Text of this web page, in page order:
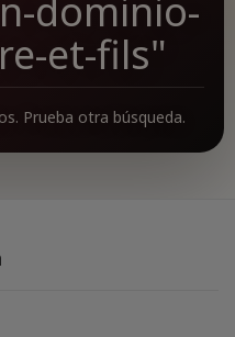
dominio-
et-fils"
Prueba otra búsqueda.